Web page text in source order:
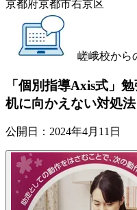
京都府京都市右京区
嵯峨校から
「個別指導Axis式」
机に向かえない対処法
公開日： 2024年4月11日